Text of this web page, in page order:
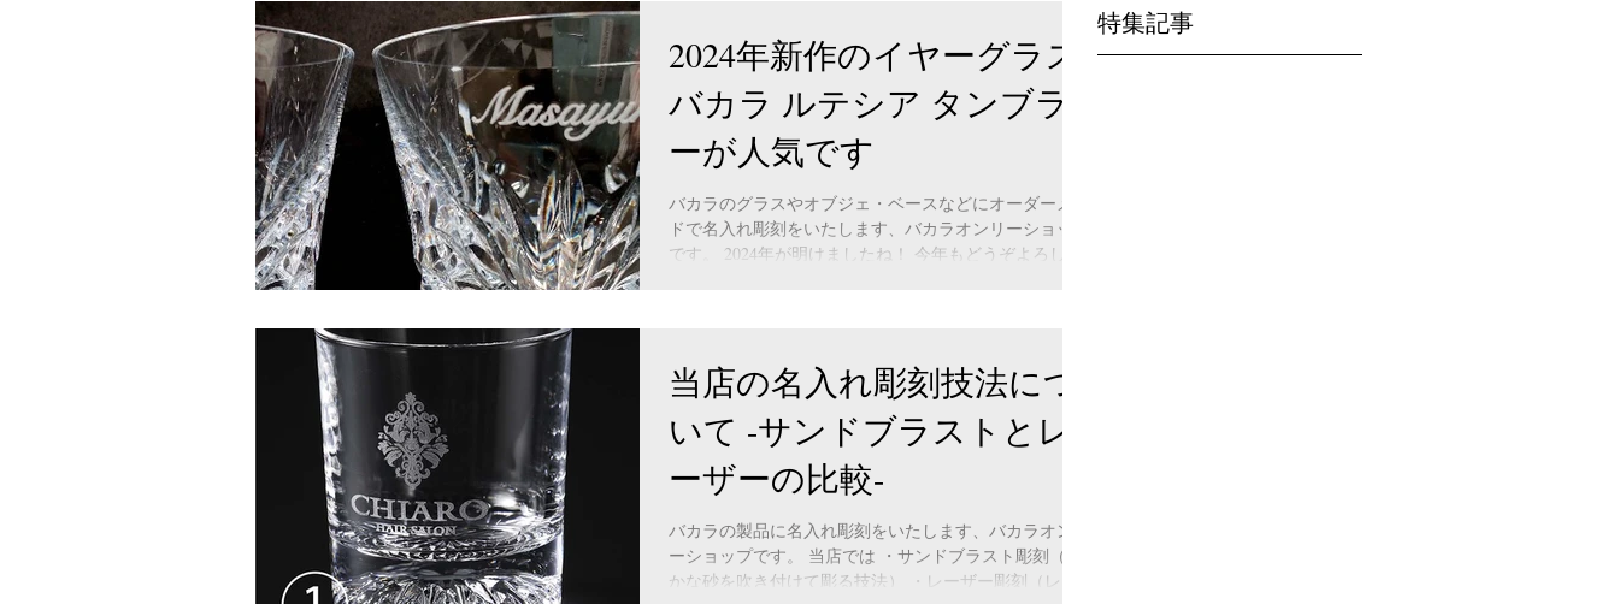
2024年新作のイヤーグラス
バカラ ルテシア タンブラ
ーが人気です
バカラのグラスやオブジェ・ベースなどにオーダーメイ
ドで名入れ彫刻をいたします、バカラオンリーショップ
です。 2024年が明けましたね！ 今年もどうぞよろしく
当店の名入れ彫刻技法につ
いて -サンドブラストとレ
ーザーの比較-
バカラの製品に名入れ彫刻をいたします、バカラオンリ
ーショップです。 当店では ・サンドブラスト彫刻（細
かな砂を吹き付けて彫る技法） ・レーザー彫刻（レー
特集記事